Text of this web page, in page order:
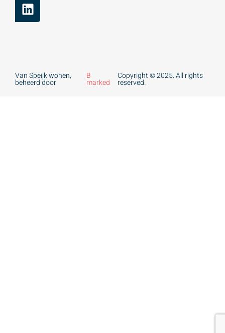
Van Speijk wonen,
beheerd door
B
marked
Copyright © 2025. All rights
reserved.